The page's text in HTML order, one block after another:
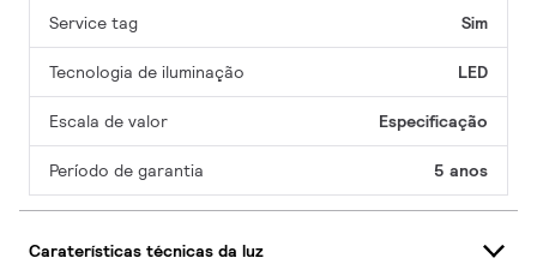
Service tag Sim
Tecnologia de iluminação LED
Escala de valor Especificação
Período de garantia 5 anos
Caraterísticas técnicas da luz